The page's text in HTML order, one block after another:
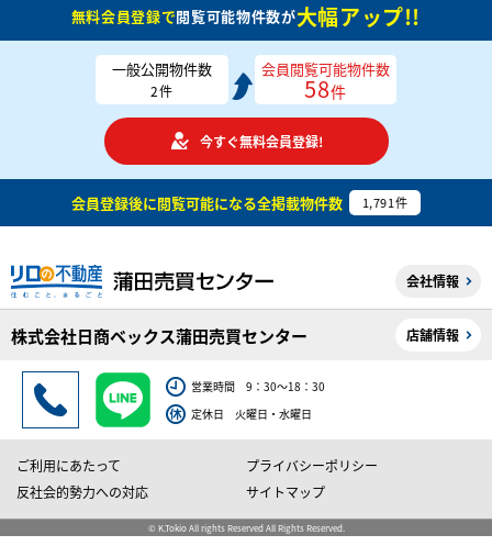
無料会員登録で閲覧可能物件数が大幅アップ!!
一般公開物件数
2件
会員閲覧可能物件数
58件
今すぐ無料会員登録!
会員登録後に閲覧可能になる全掲載物件数 1,791件
会社情報
株式会社日商ベックス蒲田売買センター 店舗情報
営業時間 9：30～18：30
定休日 火曜日・水曜日
ご利用にあたって
プライバシーポリシー
反社会的勢力への対応
サイトマップ
© K.Tokio All rights Reserved All Rights Reserved.